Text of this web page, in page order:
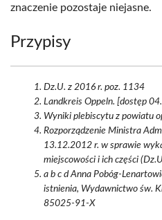
znaczenie pozostaje niejasne.
Przypisy
Dz.U. z 2016 r. poz. 1134
Landkreis Oppeln. [dostęp
Wyniki plebiscytu z powiatu
Rozporządzenie Ministra
13.12.2012 r. w sprawie
miejscowości i ich części
a b c d Anna Pobóg-
istnienia, Wydawnictwo św.
85025-91-X